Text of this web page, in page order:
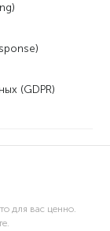
(GDPR)
для вас ценно.